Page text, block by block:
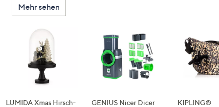
Mehr sehen
LUMIDA Xmas Hirsch-
GENIUS Nicer Dicer
KIPLING®